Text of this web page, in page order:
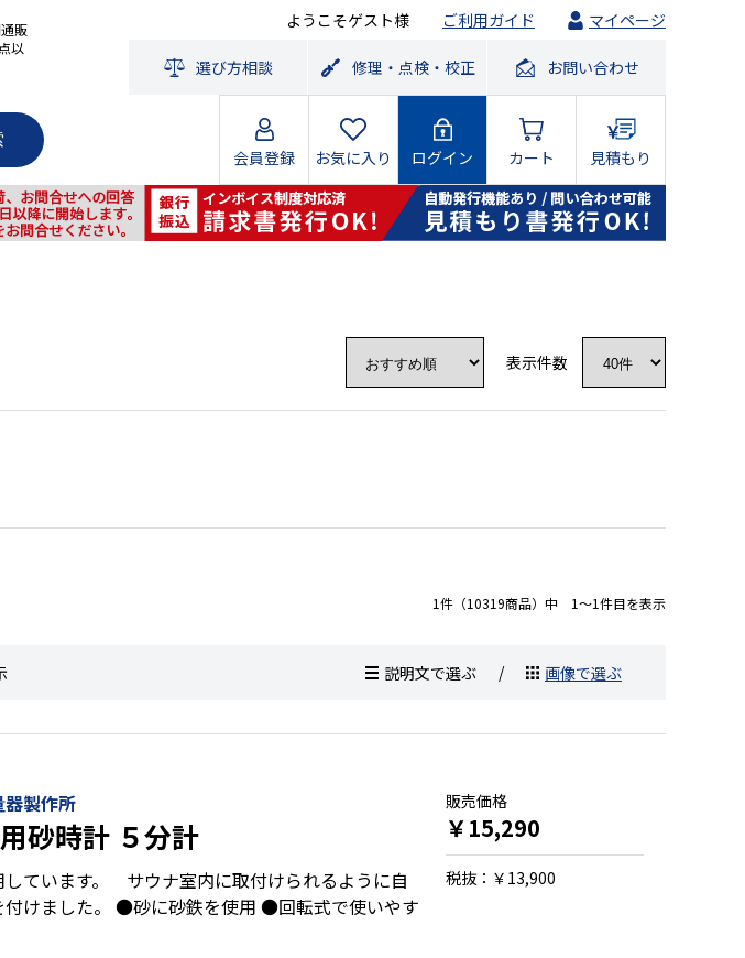
販
以
ようこそゲスト様 ご利用ガイド マイページ
選び方相談 修理・点検・校正 お問い合わせ
会員登録 お気に入り ログイン カート 見積もり
表示件数
1件（10319商品）中 1～1件目を表示
説明文で選ぶ 画像で選ぶ
製作所
サウナ用砂時計 ５分計
しています。 サウナ室内に取付けられるように自
付けました。 ●砂に砂鉄を使用 ●回転式で使いやす
販売価格
￥15,290
税抜：￥13,900